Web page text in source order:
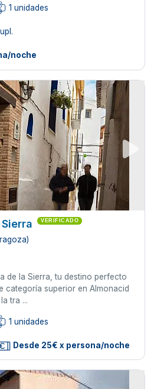
1 unidades
noche
VERIFICADO
de la Sierra, tu destino perfecto
categoría superior en Almonacid
tra ...
1 unidades
Desde 25€ x persona/noche